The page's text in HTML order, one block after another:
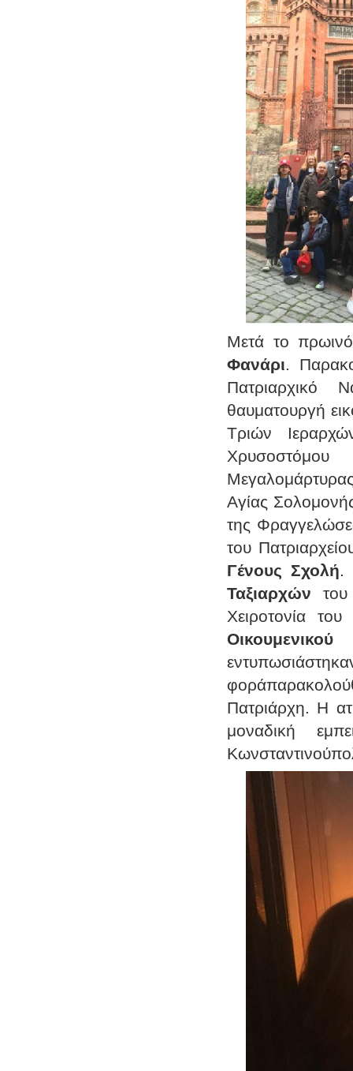
Μετά το
Φανάρι.
Πατριαρχικό
θαυματουργή
Τριών
Αγίας
της
του
Γένους Σχολή.
Ταξιαρχών
Χειροτονία
Πατριάρχη. Η
μοναδική